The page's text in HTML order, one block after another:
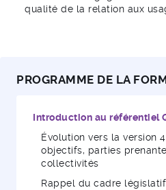
qualité de la relation aux
PROGRAMME DE LA
Introduction au référentiel
Évolution vers la version
objectifs, parties
collectivités
Rappel du cadre